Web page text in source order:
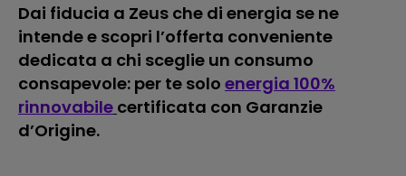
Dai fiducia a Zeus che di energia se ne
intende e scopri l’offerta conveniente
dedicata a chi sceglie un consumo
consapevole: per te solo energia 100%
rinnovabile certificata con Garanzie
d’Origine.